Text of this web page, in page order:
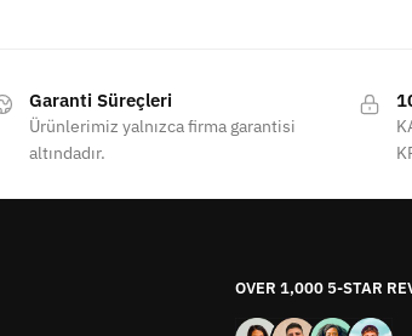
Garanti Süreçleri
Ürünlerimiz yalnızca firma garantisi
altındadır.
OVER 1,000 5-STAR